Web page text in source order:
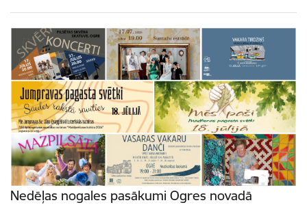
Nedēļas nogales pasākumi Ogres novadā